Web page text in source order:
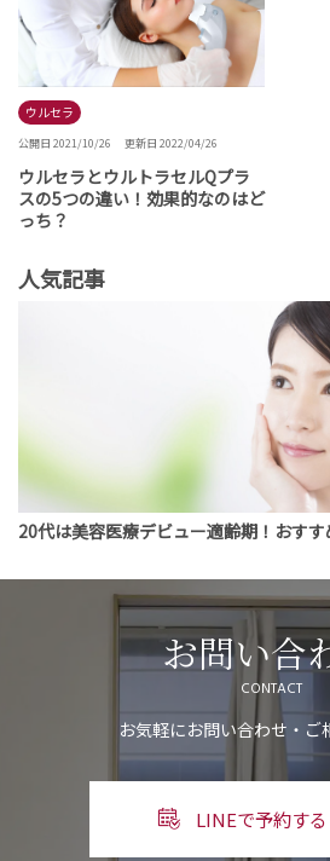
ウルセラ
公開日 2021/10/26 更新日 2022/04/26
ウルセラとウルトラセルQプラ
スの5つの違い！効果的なのはど
っち？
人気記事
20代は美容医療デビュー適齢期！おす
お問い合
CONTACT
お気軽にお問い合わせ・ご
LINEで予約する